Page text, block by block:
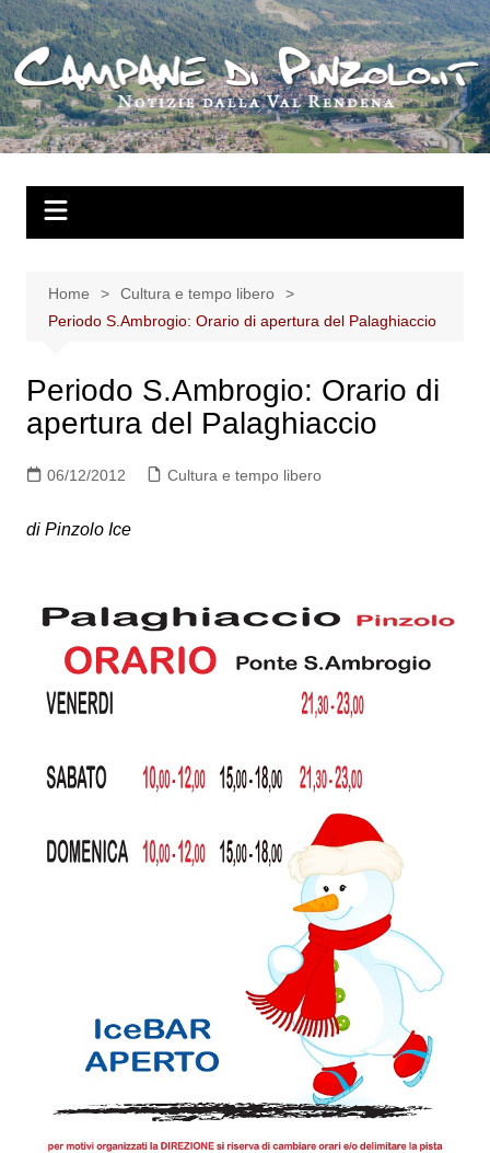
Salta
al
contenuto
Home
Cultura e tempo libero
Periodo S.Ambrogio: Orario di apertura del Palaghiaccio
Periodo S.Ambrogio: Orario di
apertura del Palaghiaccio
06/12/2012 Cultura e tempo libero
di Pinzolo Ice